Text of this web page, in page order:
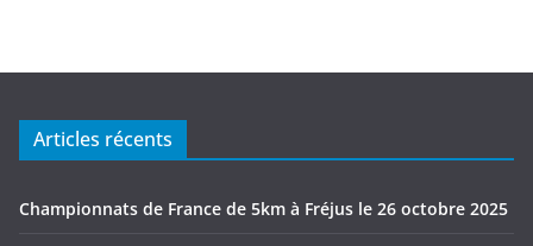
Articles récents
Championnats de France de 5km à Fréjus le 26 octobre 2025